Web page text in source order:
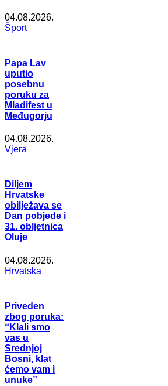
04.08.2026.
Šport
Papa Lav
uputio
posebnu
poruku za
Mladifest u
Međugorju
04.08.2026.
Vjera
Diljem
Hrvatske
obilježava se
Dan pobjede i
31. obljetnica
Oluje
04.08.2026.
Hrvatska
Priveden
zbog poruka:
“Klali smo
vas u
Srednjoj
Bosni, klat
ćemo vam i
unuke”